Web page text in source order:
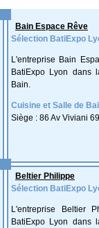
Bain Espace Rêve
Sélection BatiExpo
L'entreprise Bain
BatiExpo Lyon dans
Bain.
Cuisine et Salle de
Siège : 86 Av Viviani
Beltier Philippe
Sélection BatiExpo
L'entreprise Beltier
BatiExpo Lyon dans